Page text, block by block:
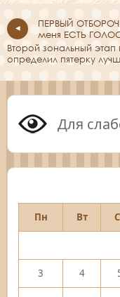
ПЕРВЫЙ
меня ЕСТЬ
Второй зональный
определил пятерку
Для
Пн
Вт
3 4